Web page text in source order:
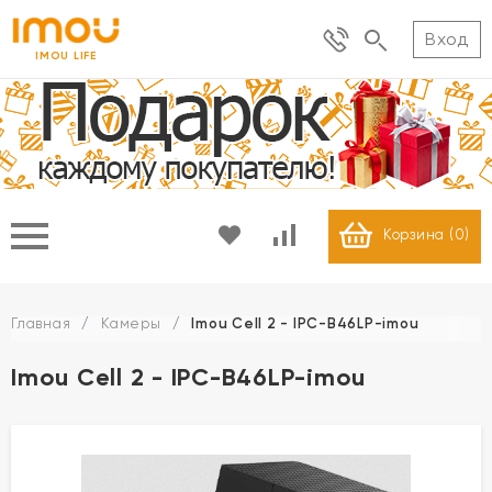
IMOU LIFE
Вход
Корзина ( 0)
Главная / Камеры / Imou Cell 2 - IPC-B46LP-imou
Imou Cell 2 - IPC-B46LP-imou